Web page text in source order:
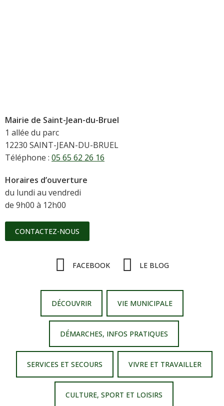
Mairie de Saint-Jean-du-Bruel
1 allée du parc
12230 SAINT-JEAN-DU-BRUEL
Téléphone : 05 65 62 26 16
Horaires d’ouverture
du lundi au vendredi
de 9h00 à 12h00
CONTACTEZ-NOUS
FACEBOOK LE BLOG
DÉCOUVRIR VIE MUNICIPALE
DÉMARCHES, INFOS PRATIQUES
SERVICES ET SECOURS VIVRE ET TRAVAILLER
CULTURE, SPORT ET LOISIRS